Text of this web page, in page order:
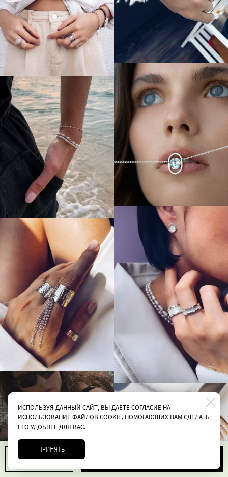
1
ИСПОЛЬЗУЯ ДАННЫЙ САЙТ, ВЫ ДАЕТЕ СОГЛАСИЕ НА
ИСПОЛЬЗОВАНИЕ ФАЙЛОВ COOKIE, ПОМОГАЮЩИХ НАМ СДЕЛАТЬ
ЕГО УДОБНЕЕ ДЛЯ ВАС.
ПРИНЯТЬ